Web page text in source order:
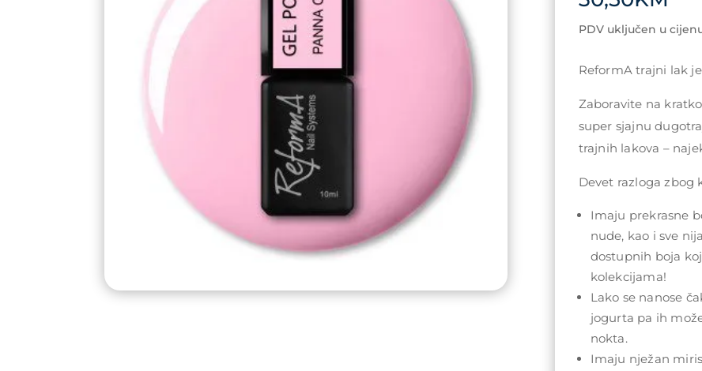
PDV uključen u
ReformA trajni lak
Zaboravite na
super sjajnu
trajnih lakova –
Devet razloga zbog
Imaju prekrasne
nude, kao i sve
dostupnih boja
kolekcijama!
Lako se nanose
jogurta pa ih
nokta.
Imaju nježan